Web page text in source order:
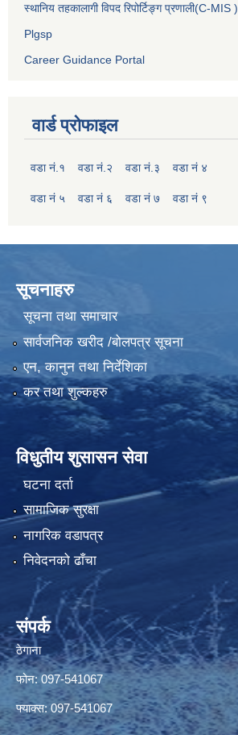
स्थानिय तहकालागी विपद रिपोर्टिङ्ग प्रणाली(C-MIS )
Plgsp
Career Guidance Portal
वार्ड प्रोफाइल
वडा नं.१ वडा नं.२ वडा नं.३ वडा नं ४
वडा नं ५ वडा नं ६ वडा नं ७ वडा नं ९
सूचनाहरु
सूचना तथा समाचार
सार्वजनिक खरीद /बोलपत्र सूचना
एन, कानुन तथा निर्देशिका
कर तथा शुल्कहरु
विधुतीय शुसासन सेवा
घटना दर्ता
सामाजिक सुरक्षा
नागरिक वडापत्र
निवेदनको ढाँचा
संपर्क
ठेगाना
फोन: 097-541067
फ्याक्स: 097-541067